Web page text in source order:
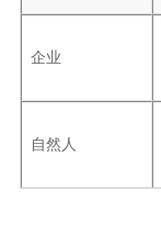
企业
自然人